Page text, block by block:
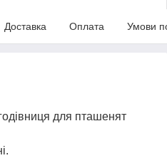
Доставка Оплата Умови
для пташенят